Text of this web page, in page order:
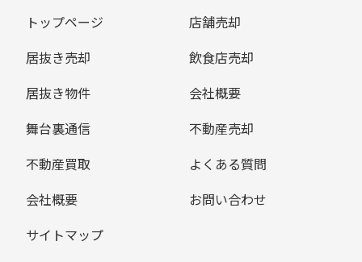
トップページ
店舗売却
居抜き売却
飲食店売却
居抜き物件
会社概要
舞台裏通信
不動産売却
不動産買取
よくある質問
会社概要
お問い合わせ
サイトマップ